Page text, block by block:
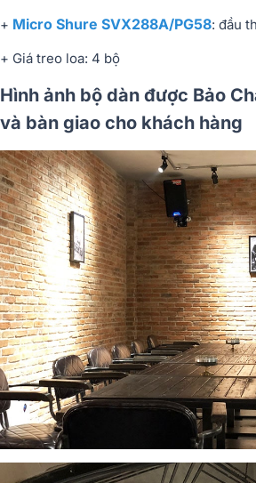
+ Micro Shure SVX288A/PG58: đầu
+ Giá treo loa: 4 bộ
Hình ảnh bộ dàn được Bảo
và bàn giao cho khách hàng